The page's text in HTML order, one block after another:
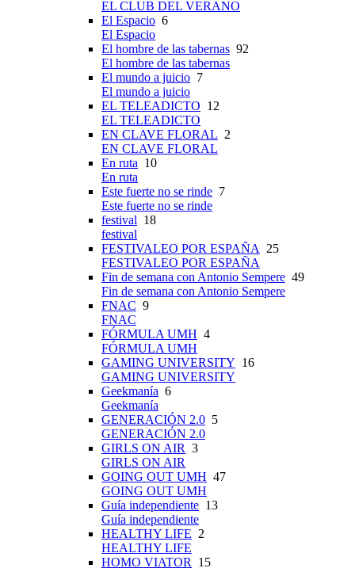
EL CLUB DEL VERANO
El Espacio 6
El Espacio
El hombre de las tabernas 92
El hombre de las tabernas
El mundo a juicio 7
El mundo a juicio
EL TELEADICTO 12
EL TELEADICTO
EN CLAVE FLORAL 2
EN CLAVE FLORAL
En ruta 10
En ruta
Este fuerte no se rinde 7
Este fuerte no se rinde
festival 18
festival
FESTIVALEO POR ESPAÑA 25
FESTIVALEO POR ESPAÑA
Fin de semana con Antonio Sempere 49
Fin de semana con Antonio Sempere
FNAC 9
FNAC
FÓRMULA UMH 4
FÓRMULA UMH
GAMING UNIVERSITY 16
GAMING UNIVERSITY
Geekmanía 6
Geekmanía
GENERACIÓN 2.0 5
GENERACIÓN 2.0
GIRLS ON AIR 3
GIRLS ON AIR
GOING OUT UMH 47
GOING OUT UMH
Guía independiente 13
Guía independiente
HEALTHY LIFE 2
HEALTHY LIFE
HOMO VIATOR 15